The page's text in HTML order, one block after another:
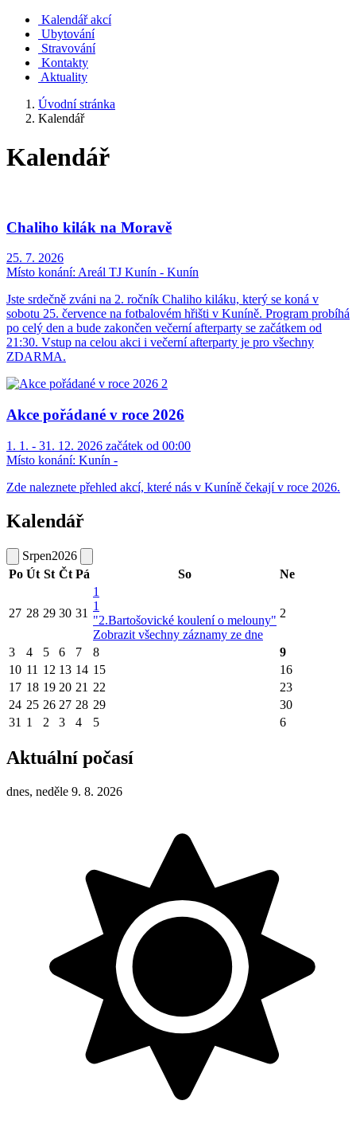
Kalendář akcí
Ubytování
Stravování
Kontakty
Aktuality
Úvodní stránka
Kalendář
Kalendář
Chaliho kilák na Moravě
25. 7. 2026
Místo konání: Areál TJ Kunín - Kunín
Jste srdečně zváni na 2. ročník Chaliho kiláku, který se koná v
sobotu 25. července na fotbalovém hřišti v Kuníně. Program probíhá
po celý den a bude zakončen večerní afterparty se začátkem od
21:30. Vstup na celou akci i večerní afterparty je pro všechny
ZDARMA.
Akce pořádané v roce 2026
1. 1. - 31. 12. 2026 začátek od 00:00
Místo konání: Kunín -
Zde naleznete přehled akcí, které nás v Kuníně čekají v roce 2026.
Kalendář
Srpen2026
Po Út St Čt Pá So Ne
27 28 29 30 31
1
1
"2.Bartošovické koulení o melouny"
Zobrazit všechny záznamy ze dne
2
3 4 5 6 7 8
9
10 11 12 13 14 15
16
17 18 19 20 21 22
23
24 25 26 27 28 29
30
31 1 2 3 4 5 6
Aktuální počasí
dnes, neděle 9. 8. 2026